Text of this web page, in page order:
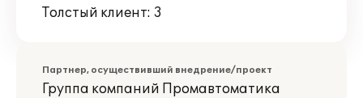
Толстый клиент: 3
Партнер, осуществивший внедрение/проект
Группа компаний Промавтоматика